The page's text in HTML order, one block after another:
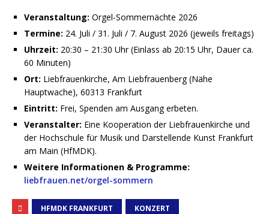
Veranstaltung: Orgel-Sommernächte 2026
Termine: 24. Juli / 31. Juli / 7. August 2026 (jeweils freitags)
Uhrzeit: 20:30 – 21:30 Uhr (Einlass ab 20:15 Uhr, Dauer ca.
60 Minuten)
Ort: Liebfrauenkirche, Am Liebfrauenberg (Nähe
Hauptwache), 60313 Frankfurt
Eintritt: Frei, Spenden am Ausgang erbeten.
Veranstalter: Eine Kooperation der Liebfrauenkirche und
der Hochschule für Musik und Darstellende Kunst Frankfurt
am Main (HfMDK).
Weitere Informationen & Programme:
liebfrauen.net/orgel-sommern
HFMDK FRANKFURT KONZERT